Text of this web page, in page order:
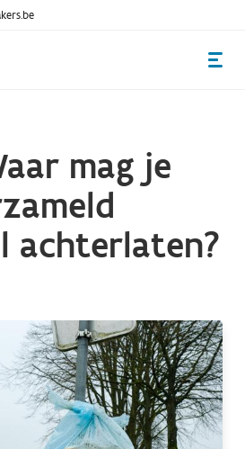
mag je
achterlaten?